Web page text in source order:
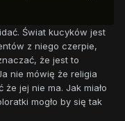
Świat kucyków jest
z niego czerpie,
że jest to
nie mówię że religia
jej nie ma. Jak miało
mogło by się tak